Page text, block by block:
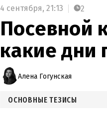
4 сентября, 21:13 2
Посевной
какие дни
Алена Гогунская
ОСНОВНЫЕ ТЕЗИСЫ